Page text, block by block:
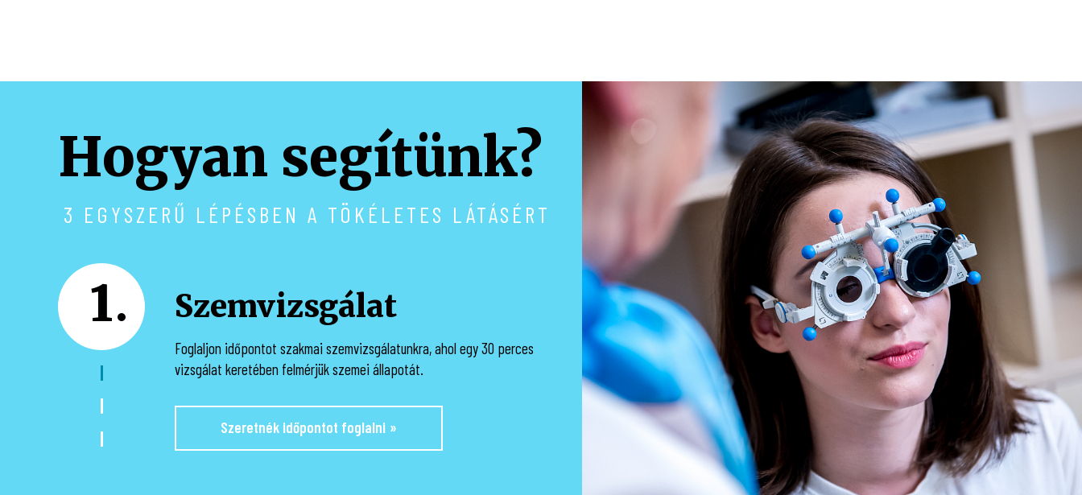
Hogyan segítünk?
3 EGYSZERŰ LÉPÉSBEN A TÖKÉLETES LÁTÁSÉRT
3 Átvétel
üzletünkben tud átvenni nyitvatartási időben.
1 Szemvizsgálat
Foglaljon időpontot szakmai szemvizsgálatunkra, ahol egy 30 perces
vizsgálat keretében felmérjük szemei állapotát.
Szeretnék időpontot foglalni